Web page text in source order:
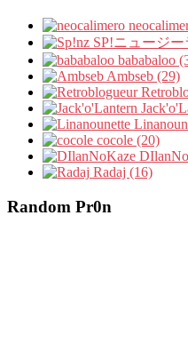
SP!ニュージ
bababaloo
Ambseb (29)
cocole (20)
Radaj (16)
Random Pr0n